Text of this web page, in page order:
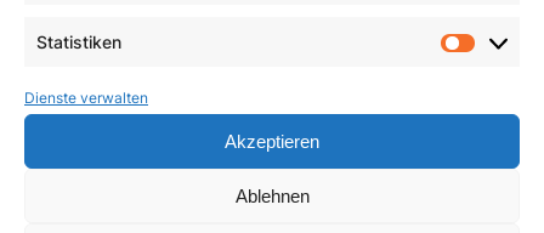
Statistiken
Dienste verwalten
Akzeptieren
Ablehnen